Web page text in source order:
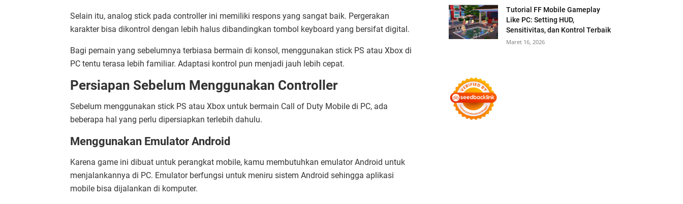
Selain itu, analog stick pada controller ini memiliki respons yang sangat baik. Pergerakan
karakter bisa dikontrol dengan lebih halus dibandingkan tombol keyboard yang bersifat digital.
Bagi pemain yang sebelumnya terbiasa bermain di konsol, menggunakan stick PS atau Xbox di
PC tentu terasa lebih familiar. Adaptasi kontrol pun menjadi jauh lebih cepat.
Persiapan Sebelum Menggunakan Controller
Sebelum menggunakan stick PS atau Xbox untuk bermain Call of Duty Mobile di PC, ada
beberapa hal yang perlu dipersiapkan terlebih dahulu.
Menggunakan Emulator Android
Karena game ini dibuat untuk perangkat mobile, kamu membutuhkan emulator Android untuk
menjalankannya di PC. Emulator berfungsi untuk meniru sistem Android sehingga aplikasi
mobile bisa dijalankan di komputer.
Tutorial FF Mobile Gameplay
Like PC: Setting HUD,
Sensitivitas, dan Kontrol Terbaik
Maret 16, 2026